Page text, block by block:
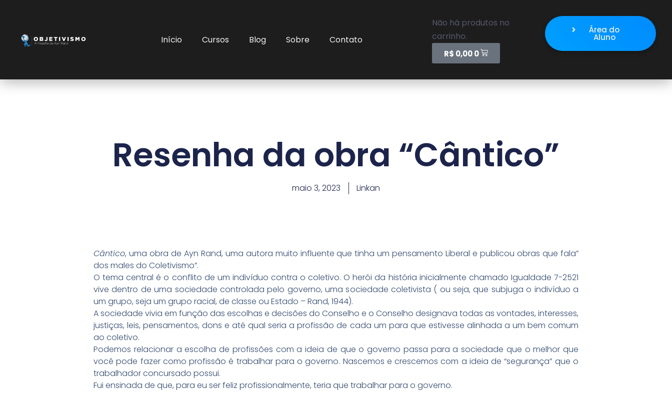
Início Cursos Blog Sobre Contato
Não há produtos no
carrinho.
R$ 0,000
Área do
Aluno
Resenha da obra “Cântico”
maio 3, 2023 Linkan
Cântico, uma obra de Ayn Rand, uma autora muito influente que tinha um pensamento Liberal e publicou obras que fala”
dos males do Coletivismo”.
O tema central é o conflito de um indivíduo contra o coletivo. O herói da história inicialmente chamado Igualdade 7-2521
vive dentro de uma sociedade controlada pelo governo, uma sociedade coletivista ( ou seja, que subjuga o indivíduo a
um grupo, seja um grupo racial, de classe ou Estado – Rand, 1944).
A sociedade vivia em função das escolhas e decisões do Conselho e o Conselho designava todas as vontades, interesses,
justiças, leis, pensamentos, dons e até qual seria a profissão de cada um para que estivesse alinhada a um bem comum
ao coletivo.
Podemos relacionar a escolha de profissões com a ideia de que o governo passa para a sociedade que o melhor que
você pode fazer como profissão é trabalhar para o governo. Nascemos e crescemos com a ideia de “segurança” que o
trabalhador concursado possui.
Fui ensinada de que, para eu ser feliz profissionalmente, teria que trabalhar para o governo.